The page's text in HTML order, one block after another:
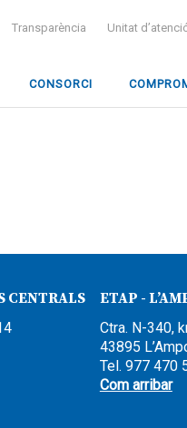
Transparència Unitat
CONSORCI
CENTRALS ETAP -
Ctra. N-340,
43895
Tel. 977 470
Com arribar